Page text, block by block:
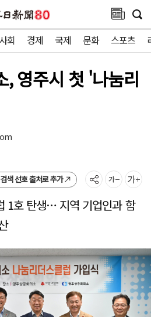
사회 경제 국제 문화 스포츠
, 영주시 첫 '나눔리
색 선호 출처로 추가
1호 탄생… 지역 기업인과 함